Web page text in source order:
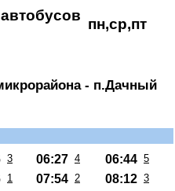
пн,ср,пт
- п.Дачный
3 06:27 4 06:44 5
1 07:54 2 08:12 3